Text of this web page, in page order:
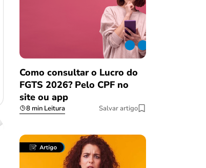
Como consultar o Lucro do
FGTS 2026? Pelo CPF no
site ou app
8 min Leitura Salvar artigo